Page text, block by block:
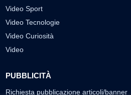
Video Sport
Video Tecnologie
Video Curiosità
Video
PUBBLICITÀ
Richiesta pubblicazione articoli/banner